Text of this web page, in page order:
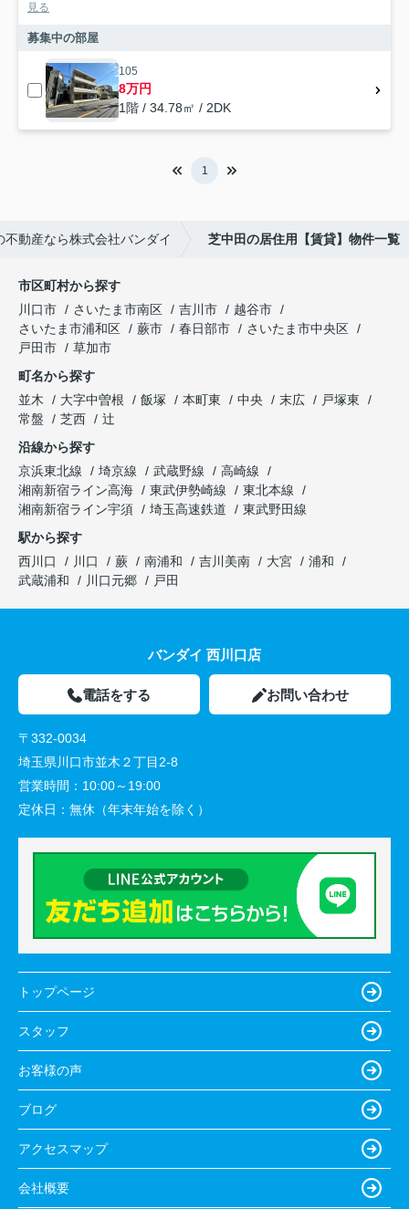
見る
募集中の部屋
105
8万円
1階 / 34.78㎡ / 2DK
1
不動産なら株式会社バンダイ 芝中田の居住用【賃貸】物件一覧
市区町村から探す
川口市
さいたま市南区 吉川市
越谷市
さいたま市浦和区
蕨市 春日部市
さいたま市中央区
戸田市
草加市
町名から探す
並木
大字中曽根 飯塚 本町東 中央 末広
戸塚東
常盤
芝西
辻
沿線から探す
京浜東北線
埼京線 武蔵野線
高崎線
湘南新宿ライン高海
東武伊勢崎線
東北本線
湘南新宿ライン宇須
埼玉高速鉄道
東武野田線
駅から探す
西川口
川口 蕨 南浦和 吉川美南 大宮
浦和
武蔵浦和
川口元郷 戸田
バンダイ 西川口店
電話をする お問い合わせ
〒332-0034
埼玉県川口市並木２丁目2-8
営業時間： 10:00～19:00
定休日： 無休（年末年始を除く）
トップページ
スタッフ
お客様の声
ブログ
アクセスマップ
会社概要